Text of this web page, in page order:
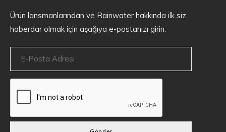
Ürün lansmanlarından ve Rainwater hakkında ilk siz
haberdar olmak için aşağıya e-postanızı girin.